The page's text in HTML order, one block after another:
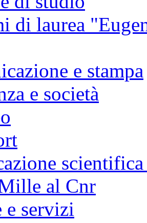
di laurea
e stampa
e società
al Cnr
e servizi